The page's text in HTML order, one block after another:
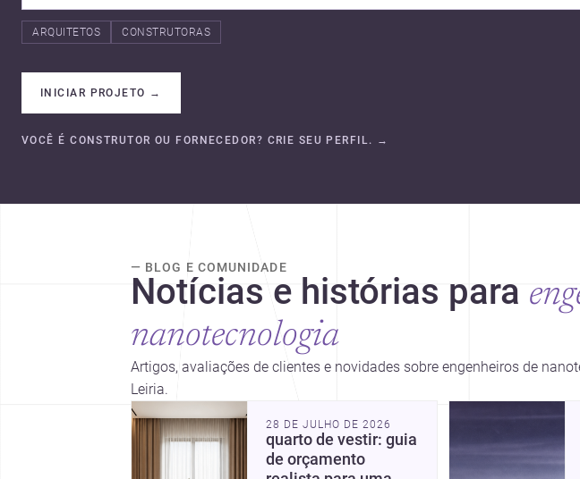
ARQUITETOS CONSTRUTORAS
INICIAR PROJETO →
VOCÊ É CONSTRUTOR OU FORNECEDOR? CRIE SEU PERFIL. →
— BLOG E COMUNIDADE
Notícias e histórias para
nanotecnologia
Artigos, avaliações de clientes e novidades sobre engenheiros de
Leiria.
28 DE JULHO DE 2026
quarto de vestir: guia
de orçamento